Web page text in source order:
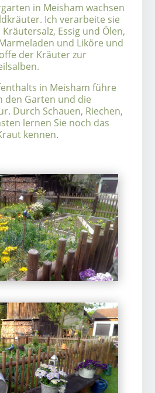
in Meisham wachsen
Ich verarbeite sie
Essig und Ölen,
und Liköre und
der Kräuter zur
in Meisham führe
den Garten und die
Durch Schauen, Riechen,
lernen Sie noch das
kennen.